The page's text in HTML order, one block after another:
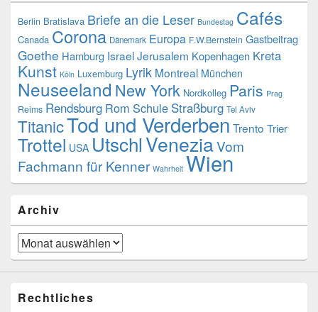
Berlin Bratislava Briefe an die Leser Bundestag Cafés
Canada Corona Dänemark Europa F.W.Bernstein Gastbeitrag
Goethe Hamburg IsraelJerusalem Kopenhagen Kreta
Kunst Köln Luxemburg Lyrik Montreal München
Neuseeland New York Nordkolleg Paris Prag
Reims Rendsburg Rom Schule Straßburg Tel Aviv
TitanicTod und Verderben Trento Trier
Trottel USA UtschlVeneziaVom
Fachmann für Kenner Wahrheit Wien
Archiv
Archiv
Rechtliches